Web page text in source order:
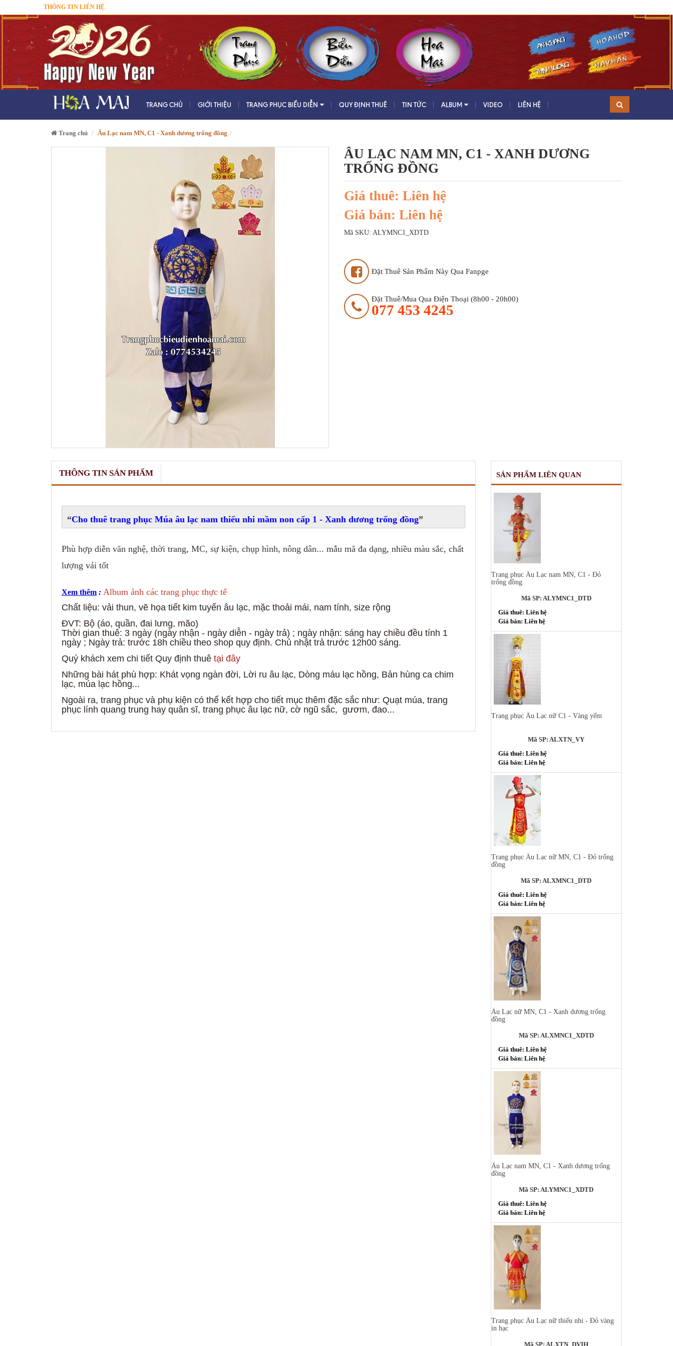
THÔNG TIN LIÊN HỆ
TRANG CHỦ GIỚI THIỆU TRANG PHỤC BIỂU DIỄN QUY ĐỊNH THUÊ TIN TỨC ALBUM VIDEO LIÊN HỆ
Trang chủ Âu Lạc nam MN, C1 - Xanh dương trống đồng
ÂU LẠC NAM MN, C1 - XANH DƯƠNG
TRỐNG ĐỒNG
Giá thuê: Liên hệ
Giá bán: Liên hệ
Mã SKU: ALYMNC1_XDTD
Đặt Thuê Sản Phẩm Này Qua Fanpge
Đặt Thuê/mua Qua Điện Thoại (8h00 - 20h00)
077 453 4245
THÔNG TIN SẢN PHẨM
Cho thuê trang phục Múa âu lạc nam thiếu nhi mầm non cấp 1 - Xanh dương trống đồng
Phù hợp diễn văn nghệ, thời trang, MC, sự kiện, chụp hình, nông dân... mẫu mã đa dạng, nhiều màu sắc, chất
lượng vải tốt
Xem thêm : Album ảnh các trang phục thực tế
Chất liệu: vải thun, vẽ họa tiết kim tuyến âu lạc, mặc thoải mái, nam tính, size rộng
ĐVT: Bộ (áo, quần, đai lưng, mão)
Thời gian thuê: 3 ngày (ngày nhận - ngày diễn - ngày trả) ; ngày nhận: sáng hay chiều đều tính 1
ngày ; Ngày trả: trước 18h chiều theo shop quy định. Chủ nhật trả trước 12h00 sáng.
Quý khách xem chi tiết Quy định thuê tại đây
Những bài hát phù hợp: Khát vọng ngàn đời, Lời ru âu lạc, Dòng máu lạc hồng, Bản hùng ca chim
lạc, múa lạc hồng...
Ngoài ra, trang phục và phụ kiện có thể kết hợp cho tiết mục thêm đặc sắc như: Quạt múa, trang
phục lính quang trung hay quân sĩ, trang phục âu lạc nữ, cờ ngũ sắc, gươm, đao...
SẢN PHẨM LIÊN QUAN
Trang phục Âu Lạc nam MN, C1 - Đỏ
trống đồng
Mã SP: ALYMNC1_DTD
Giá thuê: Liên hệ
Giá bán: Liên hệ
Trang phục Âu Lạc nữ C1 - Vàng yếm
Mã SP: ALXTN_VY
Giá thuê: Liên hệ
Giá bán: Liên hệ
Trang phục Âu Lạc nữ MN, C1 - Đỏ trống
đồng
Mã SP: ALXMNC1_DTD
Giá thuê: Liên hệ
Giá bán: Liên hệ
Âu Lạc nữ MN, C1 - Xanh dương trống
đồng
Mã SP: ALXMNC1_XDTD
Giá thuê: Liên hệ
Giá bán: Liên hệ
Âu Lạc nam MN, C1 - Xanh dương trống
đồng
Mã SP: ALYMNC1_XDTD
Giá thuê: Liên hệ
Giá bán: Liên hệ
Trang phục Âu Lạc nữ thiếu nhi - Đỏ vàng
in hạc
Mã SP: ALXTN_DVIH